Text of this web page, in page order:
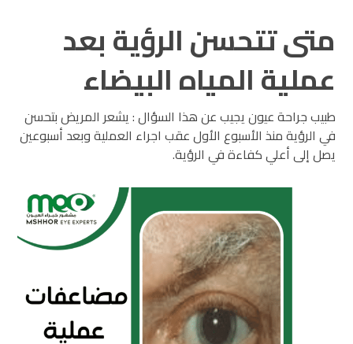
متى تتحسن الرؤية بعد
عملية المياه البيضاء
طبيب جراحة عيون يجيب عن هذا السؤال : يشعر المريض بتحسن
في الرؤية منذ الأسبوع الأول عقب اجراء العملية وبعد أسبوعين
يصل إلى أعلي كفاءة في الرؤية.